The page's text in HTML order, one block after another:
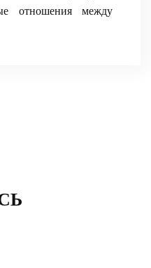
отношения между